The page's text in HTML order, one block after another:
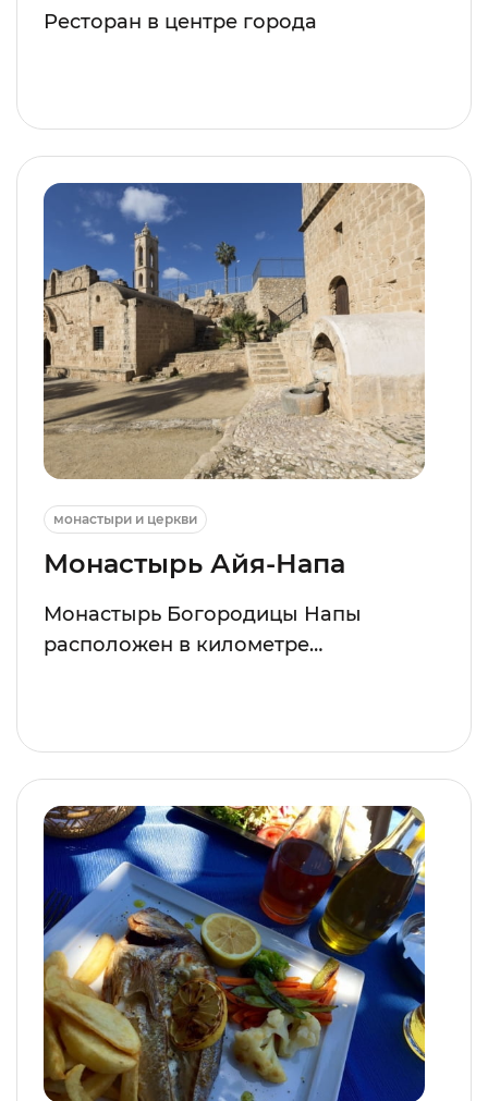
Ресторан в центре города
монастыри и церкви
Монастырь Айя-Напа
Монастырь Богородицы Напы
расположен в километре…